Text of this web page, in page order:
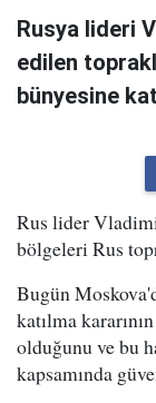
Rusya lideri
edilen
bünyesine
Rus lider
bölgeleri Rus
Bugün
katılma
olduğunu ve bu
kapsamında